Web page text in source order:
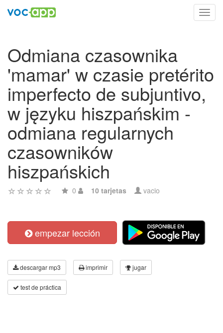
Odmiana czasownika
'mamar' w czasie pretérito
imperfecto de subjuntivo,
w języku hiszpańskim -
odmiana regularnych
czasowników
hiszpańskich
0 10 tarjetas vacio
empezar lección
descargar mp3 imprimir jugar
test de práctica